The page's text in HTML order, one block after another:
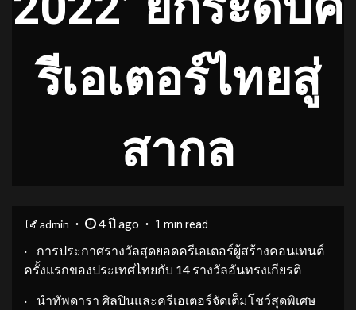
รีเอเตอร์ไทยสู่
สากล
admin 4 ปี ago 1 min read
· การประกาศรางวัลสุดยอดครีเอเตอร์ผู้สร้างคอนเทนต์
ครั้งแรกของประเทศไทยกับ 14 รางวัลอันทรงเกียรติ
· นำทัพดารา ศิลปินและครีเอเตอร์จัดเต็มโชว์สุดพิเศษ